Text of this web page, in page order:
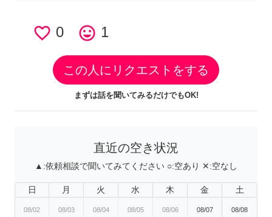
favorite_border 0 tag_faces 1
この人にリクエストをする
まずは話を聞いてみるだけでもOK!
直近の空き状況
▲:依頼相談で聞いてみてください ○:空あり ✕:空なし
日 月 火 水 木 金 土
08/02 08/03 08/04 08/05 08/06 08/07 08/08